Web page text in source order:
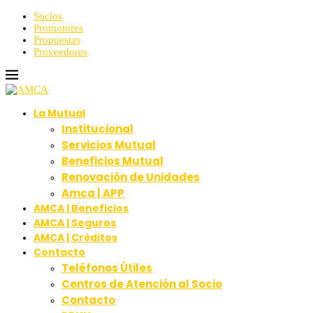
Socios
Promotores
Propuestas
Proveedores
La Mutual
Institucional
Servicios Mutual
Beneficios Mutual
Renovación de Unidades
Amca | APP
AMCA | Beneficios
AMCA | Seguros
AMCA | Créditos
Contacto
Teléfonos Útiles
Centros de Atención al Socio
Contacto